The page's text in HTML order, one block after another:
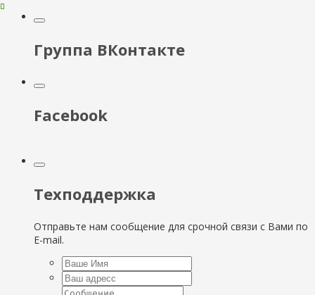
Группа ВКонтакте
Facebook
Техподдержка
Отправьте нам сообщение для срочной связи с Вами по
E-mail.